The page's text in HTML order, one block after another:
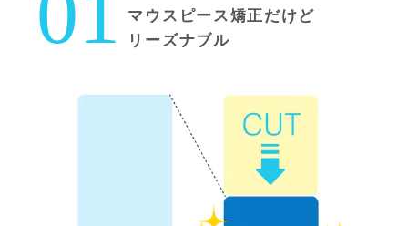
マウスピース矯正だけど
リーズナブル